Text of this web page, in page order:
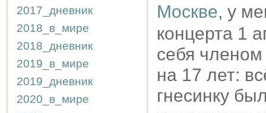
2017_дневник
2018_в_мире
2018_дневник
2019_в_мире
2019_дневник
2020_в_мире
Москве, у
концерта 1
себя
на 17 лет:
гнесинку